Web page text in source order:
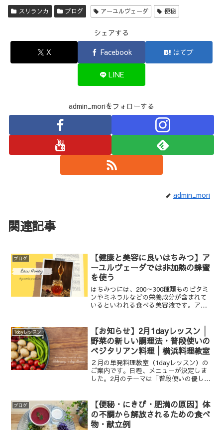
スリランカ ブログ アーユルヴェーダ 便秘
シェアする
X
Facebook はてブ
LINE
admin_moriをフォローする
admin_mori
関連記事
ブログ
【健康と美容に良いはちみつ】ア
ーユルヴェーダでは非加熱の蜂蜜
を使う
はちみつには、200～300種類ものビタミ
ンやミネラルなどの栄養成分が含まれて
いるといわれる食べる美容液です。アー
古くから親しまれているこの「はちみ
つ」について、基礎知...
1dayレッスン
【お知らせ】2月1dayレッスン│
野菜の新しい調理法・普段使いの
ベジタリアン料理│横浜料理教室
２月の単発料理教室（1dayレッスン）の
ご案内です。日程、メニューが決定しま
した。2月のテーマは「普段使いの優しい
ブログ
【便秘・にきび・肥満の原因】体
の不調から解放されるための食べ
物・献立例